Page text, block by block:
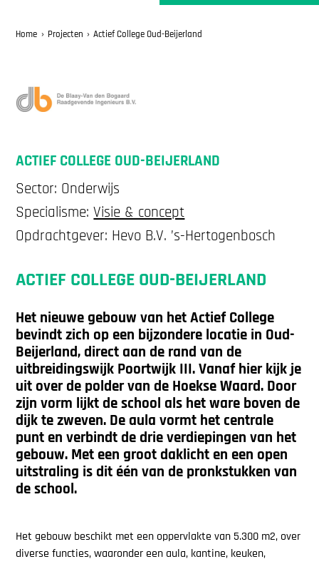
Home Projecten Actief College Oud-Beijerland
ACTIEF COLLEGE OUD-BEIJERLAND
Sector: Onderwijs
Specialisme: Visie & concept
Opdrachtgever: Hevo B.V. ’s-Hertogenbosch
ACTIEF COLLEGE OUD-BEIJERLAND
Het nieuwe gebouw van het Actief College
bevindt zich op een bijzondere locatie in Oud-
Beijerland, direct aan de rand van de
uitbreidingswijk Poortwijk III. Vanaf hier kijk je
uit over de polder van de Hoekse Waard. Door
zijn vorm lijkt de school als het ware boven de
dijk te zweven. De aula vormt het centrale
punt en verbindt de drie verdiepingen van het
gebouw. Met een groot daklicht en een open
uitstraling is dit één van de pronkstukken van
de school.
Het gebouw beschikt met een oppervlakte van 5.300 m2, over
diverse functies, waaronder een aula, kantine, keuken,